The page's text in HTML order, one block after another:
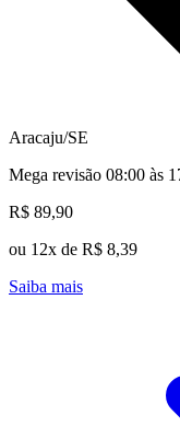
Aracaju/SE
Mega revisão 08:00
R$ 89,90
ou 12x de R$ 8,39
Saiba mais